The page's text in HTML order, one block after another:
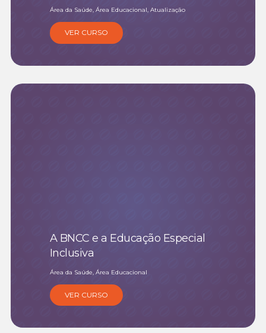
Área da Saúde, Área Educacional, Atualização
VER CURSO
A BNCC e a Educação Especial
Inclusiva
Área da Saúde, Área Educacional
VER CURSO